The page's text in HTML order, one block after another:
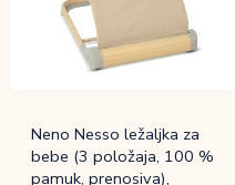
Neno Nesso ležaljka za
bebe (3 položaja, 100 %
pamuk, prenosiva),